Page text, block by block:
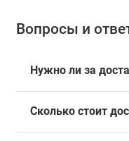
Вопросы и
Нужно ли за
Сколько стоит